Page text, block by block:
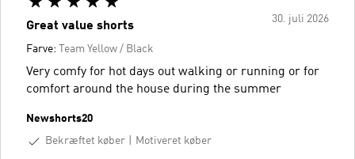
30. juli 2026
Great value shorts
Farve: Team Yellow / Black
Very comfy for hot days out walking or running or for
comfort around the house during the summer
Newshorts20
Bekræftet køber
Motiveret køber